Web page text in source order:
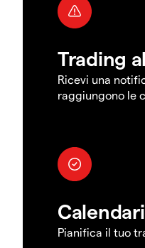
Trading
Ricevi una
raggiungono le
Pianifica il tuo